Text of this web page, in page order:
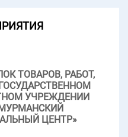
ТОВАРОВ, РАБОТ,
УЧРЕЖДЕНИИ
ЦЕНТР»